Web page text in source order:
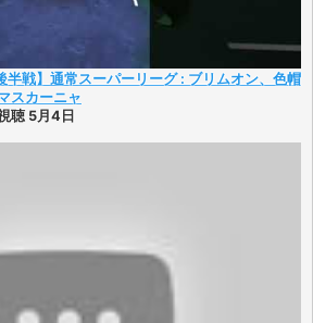
半戦】通常スーパーリーグ : ブリムオン、色帽
スカーニャ
聴 5月4日